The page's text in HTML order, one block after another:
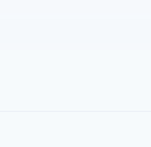
化、节能酒店提供